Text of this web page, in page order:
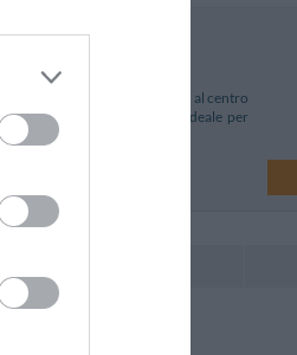
rispetto all'autostrada e al centro
interno, si rivela la scelta ideale per